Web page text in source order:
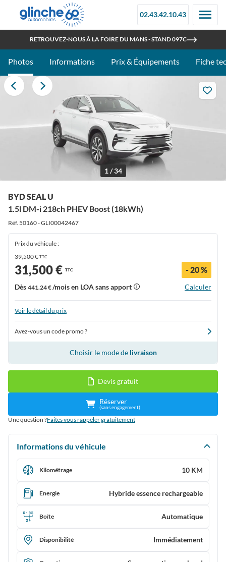
02.43.42.10.43
RETROUVEZ-NOUS À LA FOIRE DU MANS - STAND 097C
OUVERT TOUT L'ÉTÉ
Photos Informations Prix & Équipements Fiche
1 / 34
BYD SEAL U
1.5l DM-i 218ch PHEV Boost (18kWh)
Réf. 50160 - GLI00042467
Prix du véhicule :
39,500 €TTC
31,500 € TTC - 20 %
Dès 441.24 €/mois en LOA sans apport Calculer
Voir le détail du prix
Avez-vous un code promo ?
Choisir le mode de livraison
Devis gratuit
Réserver
(sans engagement)
Une question ?Faites vous rappeler gratuitement
Informations du véhicule
Kilométrage 10 KM
Energie Hybride essence rechargeable
Boîte Automatique
Disponibilité Immédiatement